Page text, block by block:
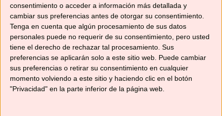
consentimiento o acceder a información más detallada y
cambiar sus preferencias antes de otorgar su consentimiento.
Tenga en cuenta que algún procesamiento de sus datos
personales puede no requerir de su consentimiento, pero usted
tiene el derecho de rechazar tal procesamiento. Sus
preferencias se aplicarán solo a este sitio web. Puede cambiar
sus preferencias o retirar su consentimiento en cualquier
momento volviendo a este sitio y haciendo clic en el botón
"Privacidad" en la parte inferior de la página web.
YouTube